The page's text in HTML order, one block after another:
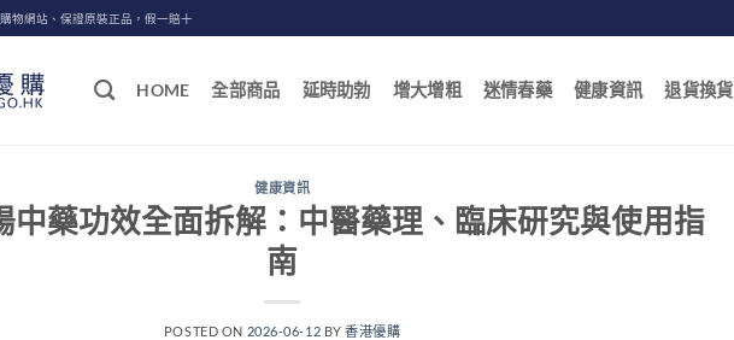
物網站、保證原裝正品，假一賠十
HOME 全部商品 延時助勃 增大增粗 迷情春藥 健康資訊 退貨換貨
健康資訊
中藥功效全面拆解：中醫藥理、臨床研究與使用指
南
POSTED ON 2026-06-12 BY香港優購